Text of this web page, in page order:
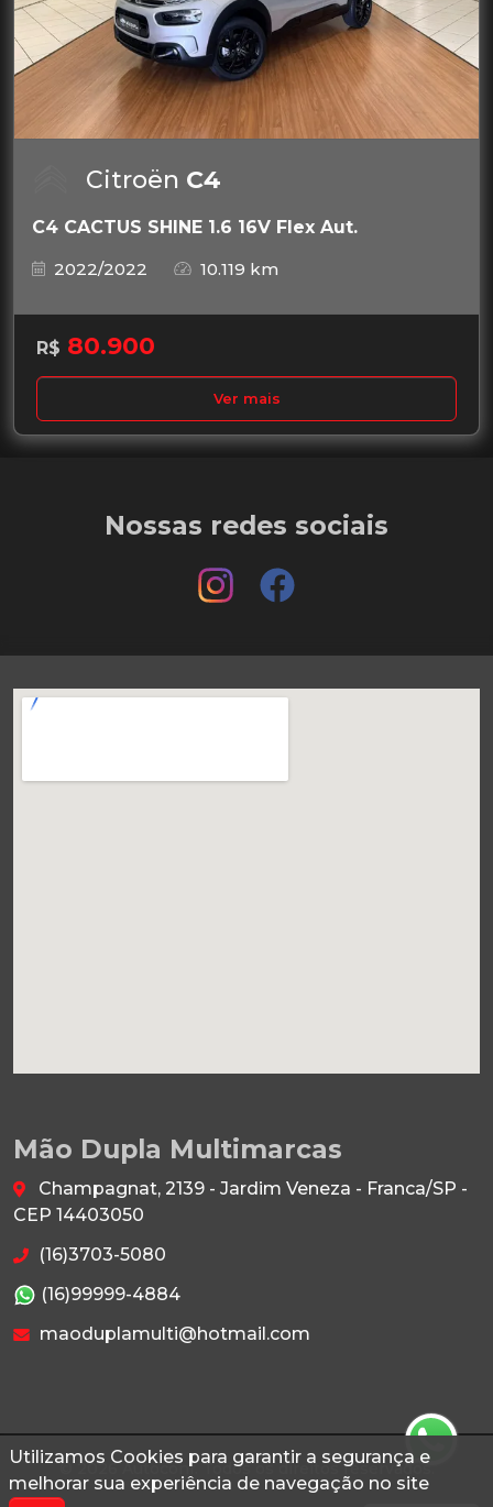
Utilizamos Cookies para garantir a segurança e
melhorar sua experiência de navegação no site
Citroën C4
C4 CACTUS SHINE 1.6 16V Flex Aut.
2022/2022
10.119 km
R$ 80.900
Ver mais
Nossas redes sociais
Mão Dupla Multimarcas
Champagnat, 2139 - Jardim Veneza - Franca/SP -
CEP 14403050
(16)3703-5080
(16)99999-4884
maoduplamulti@hotmail.com
© 2026 Autoconf. Todos os direitos reservados.